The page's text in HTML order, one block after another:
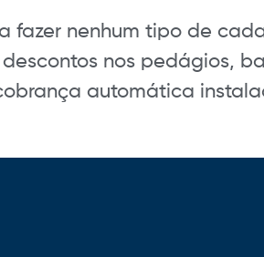
fazer nenhum tipo de
nos pedágios,
automática